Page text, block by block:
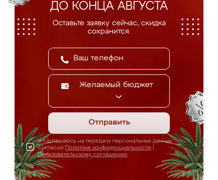
ДО КОНЦА АВГУСТА
Оставьте заявку сейчас, скидка
сохранится.
Желаемый бюджет
Отправить
Я соглашаюсь на передачу персональных данных
согласно Политике конфиденциальности
Пользовательскому соглашению